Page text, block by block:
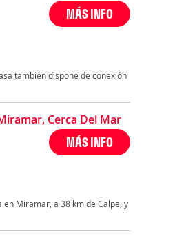
MÁS INFO
también dispone de conexión
Cerca Del Mar
MÁS INFO
Miramar, a 38 km de Calpe, y